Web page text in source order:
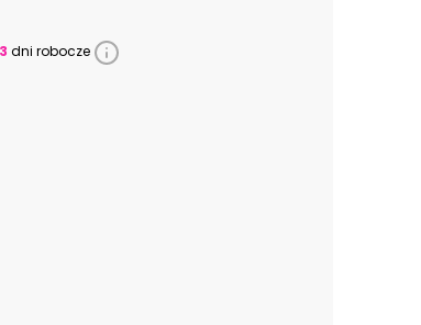
dni robocze